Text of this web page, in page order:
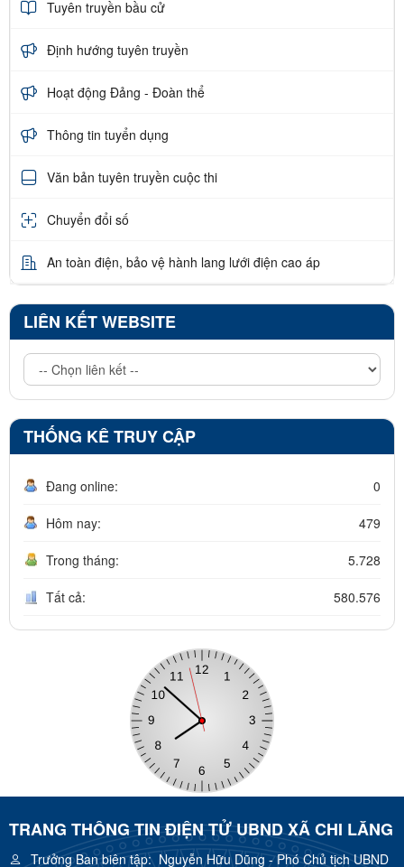
Tuyên truyền bầu cử
Định hướng tuyên truyền
Hoạt động Đảng - Đoàn thể
Thông tin tuyển dụng
Văn bản tuyên truyền cuộc thi
Chuyển đổi số
An toàn điện, bảo vệ hành lang lưới điện cao áp
LIÊN KẾT WEBSITE
THỐNG KÊ TRUY CẬP
Đang online: 0
Hôm nay: 479
Trong tháng: 5.728
Tất cả: 580.576
TRANG THÔNG TIN ĐIỆN TỬ UBND XÃ CHI LĂNG
Trưởng Ban biên tập:Nguyễn Hữu Dũng - Phó Chủ tịch UBND